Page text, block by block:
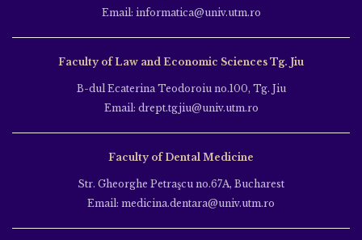
Email: informatica@univ.utm.ro
Faculty of Law and Economic Sciences Tg. Jiu
B-dul Ecaterina Teodoroiu no.100, Tg. Jiu
Email: drept.tgjiu@univ.utm.ro
Faculty of Dental Medicine
Str. Gheorghe Petraşcu no.67A, Bucharest
Email: medicina.dentara@univ.utm.ro